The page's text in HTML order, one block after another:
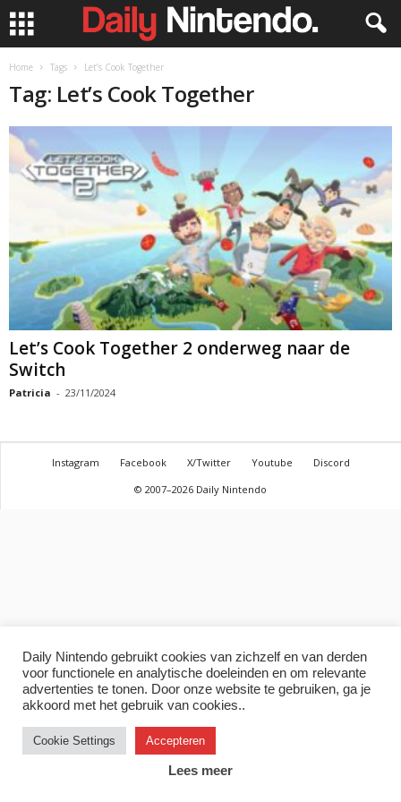
Home Tags Let’s Cook Together
Tag: Let’s Cook Together
Let’s Cook Together 2 onderweg naar de
Switch
Patricia - 23/11/2024
Instagram Facebook X/Twitter Youtube
Discord
© 2007–2026 Daily Nintendo
Daily Nintendo gebruikt cookies van zichzelf en van derden
voor functionele en analytische doeleinden en om relevante
advertenties te tonen. Door onze website te gebruiken, ga je
akkoord met het gebruik van cookies..
Cookie Settings Accepteren
Lees meer